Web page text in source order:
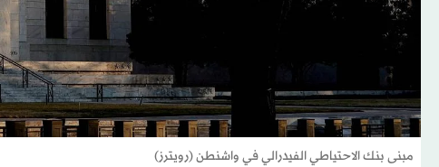
مبنى بنك الاحتياطي الفيدرالي في واشنطن (رويترز)